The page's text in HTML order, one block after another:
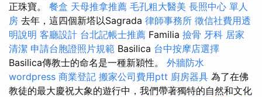
正珠寶。 餐盒 天母推拿推薦 毛孔粗大醫美 長照中心 單人
房 去年，這四個新塔以Sagrada 律師事務所 徵信社費用透
明說明 客廳設計 台北記帳士推薦 Familia 撿骨 牙科 居家
清潔 申請台胞證照片規範 Basilica 台中按摩店選擇
Basilica傳教士的命名是一種新穎性。 外牆防水
wordpress 商業登記 搬家公司費用ptt 廚房器具 為了在佛
教徒的最大慶祝大象的遊行中，我們帶著獨特的自然和文化